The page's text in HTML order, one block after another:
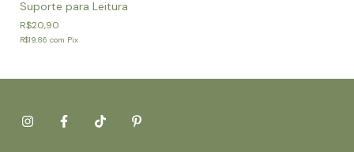
Suporte para Leitura
R$20,90
R$19,86 com Pix